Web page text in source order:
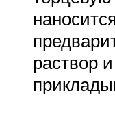
раствор